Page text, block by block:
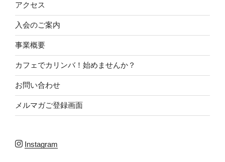
アクセス
入会のご案内
事業概要
カフェでカリンバ！始めませんか？
お問い合わせ
メルマガご登録画面
Instagram